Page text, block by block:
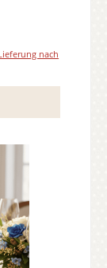
nach